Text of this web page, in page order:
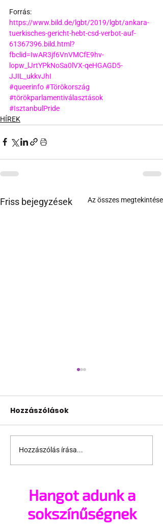
Forrás:
https://www.bild.de/lgbt/2019/lgbt/ankara-
tuerkisches-gericht-hebt-csd-verbot-auf-
61367396.bild.html?
fbclid=IwAR3jf6VnVMCfE9hv-
lopw_lJrtYPkNoSa0lVX-qeHGAGD5-
JJIL_ukkvJhI
#queerinfo#Törökország
#törökparlamentiválasztások
#IsztanbulPride
HÍREK
Friss bejegyzések Az összes megtekintése
Támogathatsz és
ajánlhatsz: Te is részt
megvalósításában
Hozzászólások
Hozzászólás írása...
Hangot adunk a
sokszínűségnek